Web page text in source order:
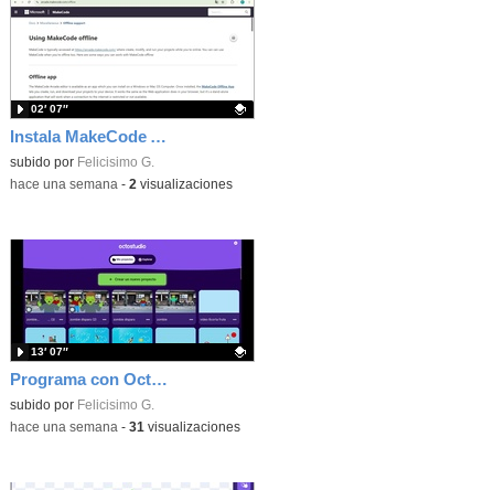
Instala MakeCode Arcade offline para programar grandes juegos sin necesidad de Internet
Contenido educativo.
subido por Felicisimo G.
02′ 07″
-hace una semana - 2 visualizaciones
Programa con OctoStudio, un juego de disparos contra Zombies con un cargador basado en el House of the dead
Contenido educativo.
subido por Felicisimo G.
13′ 07″
-hace una semana - 31 visualizaciones